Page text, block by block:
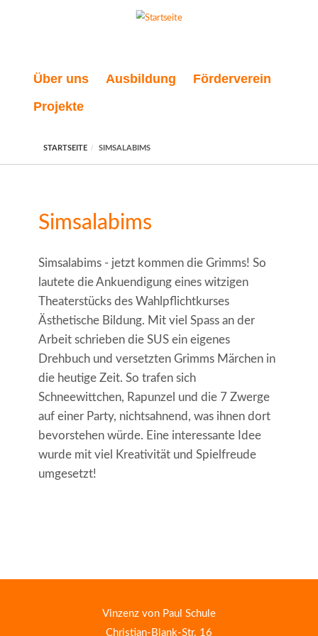
Über uns Ausbildung
Förderverein
Projekte
STARTSEITE SIMSALABIMS
Simsalabims
Simsalabims - jetzt kommen die Grimms! So
lautete die Ankuendigung eines witzigen
Theaterstücks des Wahlpflichtkurses
Ästhetische Bildung. Mit viel Spass an der
Arbeit schrieben die SUS ein eigenes
Drehbuch und versetzten Grimms Märchen in
die heutige Zeit. So trafen sich
Schneewittchen, Rapunzel und die 7 Zwerge
auf einer Party, nichtsahnend, was ihnen dort
bevorstehen würde. Eine interessante Idee
wurde mit viel Kreativität und Spielfreude
umgesetzt!
Vinzenz von Paul Schule
Christian-Blank-Str. 16